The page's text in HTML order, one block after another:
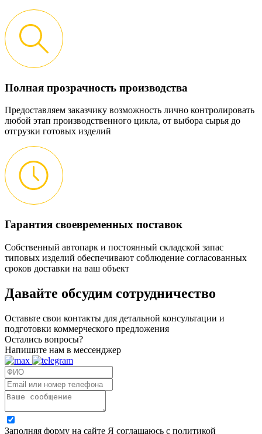
Полная прозрачность производства
Предоставляем заказчику возможность лично контролировать
любой этап производственного цикла, от выбора сырья до
отгрузки готовых изделий
Гарантия своевременных поставок
Собственный автопарк и постоянный складской запас
типовых изделий обеспечивают соблюдение согласованных
сроков доставки на ваш объект
Давайте обсудим сотрудничество
Оставьте свои контакты для детальной консультации и
подготовки коммерческого предложения
Остались вопросы?
Напишите нам в мессенджер
Заполняя форму на сайте Я соглашаюсь с политикой